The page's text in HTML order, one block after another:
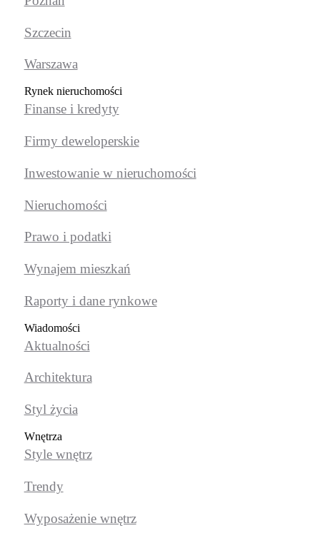
Szczecin
Warszawa
Rynek nieruchomości
Finanse i kredyty
Firmy deweloperskie
Inwestowanie w nieruchomości
Nieruchomości
Prawo i podatki
Wynajem mieszkań
Raporty i dane rynkowe
Wiadomości
Aktualności
Architektura
Styl życia
Wnętrza
Style wnętrz
Trendy
Wyposażenie wnętrz